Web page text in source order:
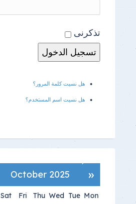
تذكرنى
هل نسيت كلمة المرور؟
هل نسيت اسم المستخدم؟
«
October 2025
Mon
Tue
Wed
Thu
Fri
Sat